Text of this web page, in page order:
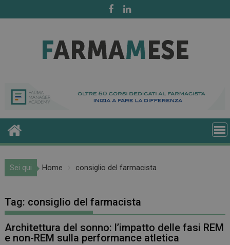
to
Sei qui Home consiglio del farmacista
Tag: consiglio del farmacista
Architettura del sonno: l’impatto delle fasi REM
e non-REM sulla performance atletica